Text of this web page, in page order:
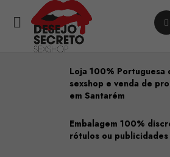

Loja 100% Portuguesa
sexshop e venda de
em Santarém
Embalagem 100%
rótulos ou publicidades